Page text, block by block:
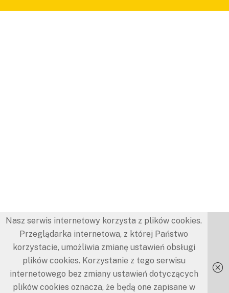
Nasz serwis internetowy korzysta z plików cookies.
Przeglądarka internetowa, z której Państwo
korzystacie, umożliwia zmianę ustawień obsługi
plików cookies. Korzystanie z tego serwisu
internetowego bez zmiany ustawień dotyczących
plików cookies oznacza, że będą one zapisane w